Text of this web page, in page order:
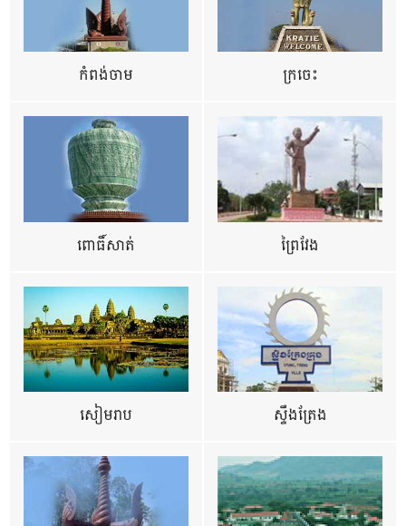
កំពង់ចាម ក្រចេះ
ពោធិ៍សាត់ ព្រៃវែង
សៀមរាប ស្ទឹងត្រែង